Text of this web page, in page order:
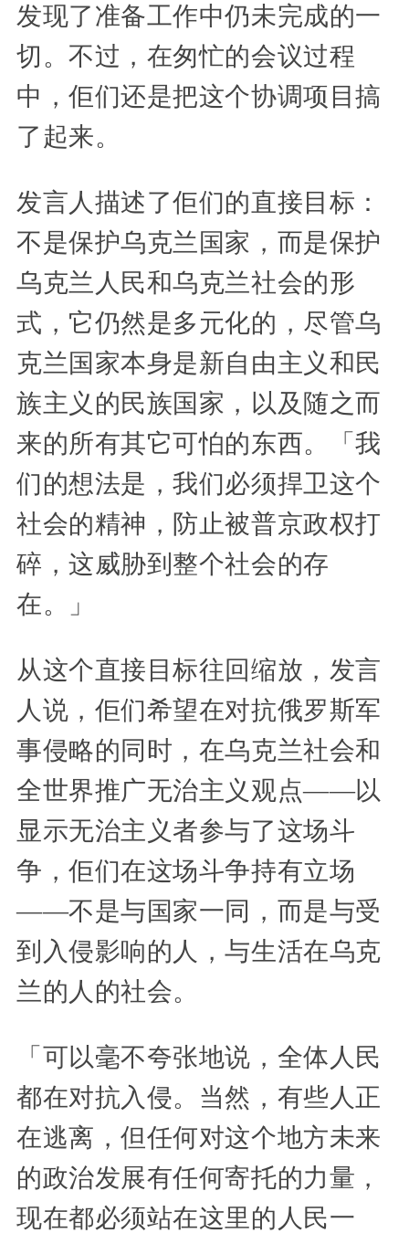
发现了准备工作中仍未完成的一
切。不过，在匆忙的会议过程
中，佢们还是把这个协调项目搞
了起来。
发言人描述了佢们的直接目标：
不是保护乌克兰国家，而是保护
乌克兰人民和乌克兰社会的形
式，它仍然是多元化的，尽管乌
克兰国家本身是新自由主义和民
族主义的民族国家，以及随之而
来的所有其它可怕的东西。「我
们的想法是，我们必须捍卫这个
社会的精神，防止被普京政权打
碎，这威胁到整个社会的存
在。」
从这个直接目标往回缩放，发言
人说，佢们希望在对抗俄罗斯军
事侵略的同时，在乌克兰社会和
全世界推广无治主义观点——以
显示无治主义者参与了这场斗
争，佢们在这场斗争持有立场
——不是与国家一同，而是与受
到入侵影响的人，与生活在乌克
兰的人的社会。
「可以毫不夸张地说，全体人民
都在对抗入侵。当然，有些人正
在逃离，但任何对这个地方未来
的政治发展有任何寄托的力量，
现在都必须站在这里的人民一